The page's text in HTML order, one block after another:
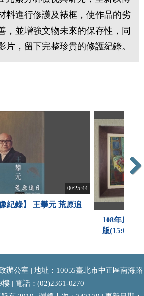
料進行修護及裱框，使作品的劣
，並增強文物未來的保存性，同
片，留下完整珍貴的修護紀錄。
00:25:44
紀錄】 王攀元 荒原追
108年度館
版(15:01)
辦公室 | 地址：10055臺北市中正區南海路
樓 | 電話：(02)2361-0270